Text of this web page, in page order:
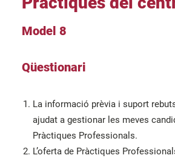
Model 8
Qüestionari
La informació prèvia i suport
ajudat a gestionar les meves
Pràctiques Professionals.
L’oferta de Pràctiques